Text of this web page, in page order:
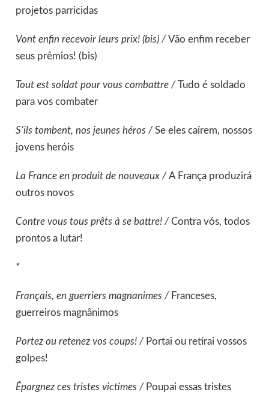
projetos parricidas
Vont enfin recevoir leurs prix! (bis) / Vão enfim receber
seus prêmios! (bis)
Tout est soldat pour vous combattre / Tudo é soldado
para vos combater
S’ils tombent, nos jeunes héros / Se eles caírem, nossos
jovens heróis
La France en produit de nouveaux / A França produzirá
outros novos
Contre vous tous prêts à se battre! / Contra vós, todos
prontos a lutar!
*
Français, en guerriers magnanimes / Franceses,
guerreiros magnânimos
Portez ou retenez vos coups! / Portai ou retirai vossos
golpes!
Épargnez ces tristes victimes / Poupai essas tristes